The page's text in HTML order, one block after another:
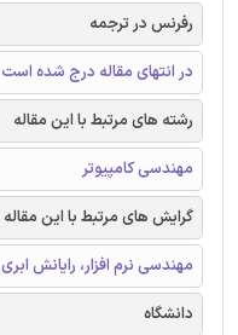
رفرنس در ترجمه
در انتهای مقاله درج شده است
رشته های مرتبط با این مقاله
مهندسی کامپیوتر
گرایش های مرتبط با این مقاله
مهندسی نرم افزار، رایانش ابری
دانشگاه